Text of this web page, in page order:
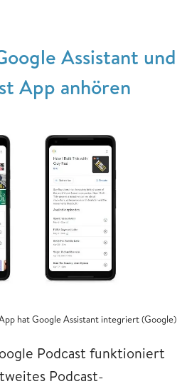
Assistant und
App anhören
hat Google Assistant integriert (Google)
Podcast funktioniert
Podcast-